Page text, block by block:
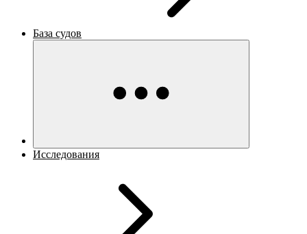
База судов
Исследования